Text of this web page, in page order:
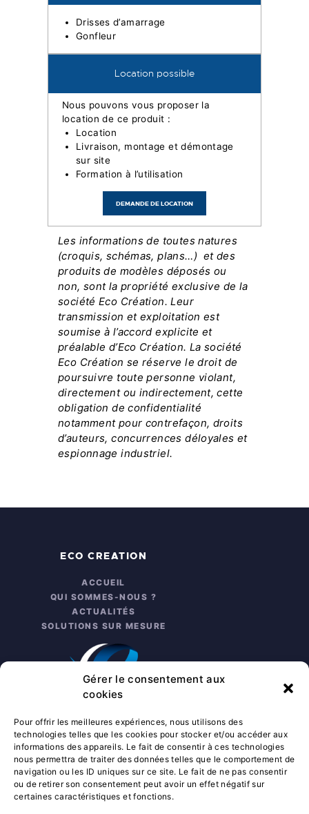
Gérer le consentement aux
cookies
Pour offrir les meilleures expériences, nous utilisons des
technologies telles que les cookies pour stocker et/ou accéder aux
informations des appareils. Le fait de consentir à ces technologies
nous permettra de traiter des données telles que le comportement de
navigation ou les ID uniques sur ce site. Le fait de ne pas consentir
ou de retirer son consentement peut avoir un effet négatif sur
certaines caractéristiques et fonctions.
Drisses d’amarrage
Gonfleur
Location possible
Nous pouvons vous proposer la
location de ce produit :
Location
Livraison, montage et démontage
sur site
Formation à l’utilisation
DEMANDE DE LOCATION
Les informations de toutes natures
(croquis, schémas, plans…) et des
produits de modèles déposés ou
non, sont la propriété exclusive de la
société Eco Création. Leur
transmission et exploitation est
soumise à l’accord explicite et
préalable d’Eco Création. La société
Eco Création se réserve le droit de
poursuivre toute personne violant,
directement ou indirectement, cette
obligation de confidentialité
notamment pour contrefaçon, droits
d’auteurs, concurrences déloyales et
espionnage industriel.
ECO CREATION
ACCUEIL
QUI SOMMES-NOUS ?
ACTUALITÉS
SOLUTIONS SUR MESURE
INFO PRATIQUES
NOUS CONTACTER
SERVICE APRÈS-VENTE